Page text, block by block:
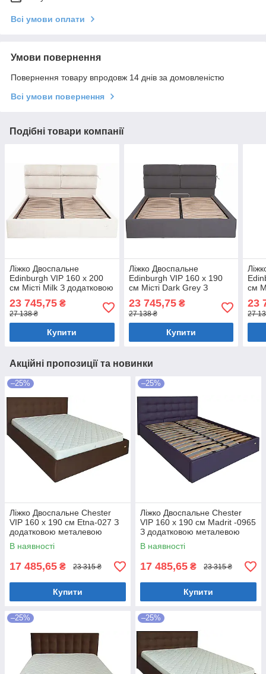
Всі умови оплати
Умови повернення
Повернення товару впродовж 14 днів за домовленістю
Всі умови повернення
Подібні товари компанії
Ліжко Двоспальне
Edinburgh VIP 160 х 200
см Місті Milk З додатковою
металевою цільнозварною
рамою Бежевий
23 745,75 ₴
27 138 ₴
Купити
Ліжко Двоспальне
Edinburgh VIP 160 х 190
см Місті Dark Grey З
додатковою металевою
цільнозварною рамою
Темно-сірий
23 745,75₴
27 138 ₴
Купити
см
23
27
Акційні пропозиції та новинки
–25%
Ліжко Двоспальне Chester
VIP 160 х 190 см Etna-027 З
додатковою металевою
цільнозварною рамою
Коричневий
В наявності
17 485,65 ₴ 23 315 ₴
Купити
–25%
Ліжко Двоспальне Chester
VIP 160 х 190 см Madrit -0965
З додатковою металевою
цільнозварною рамою
Фіолетовий
В наявності
17 485,65 ₴ 23 315 ₴
Купити
–25% –25%